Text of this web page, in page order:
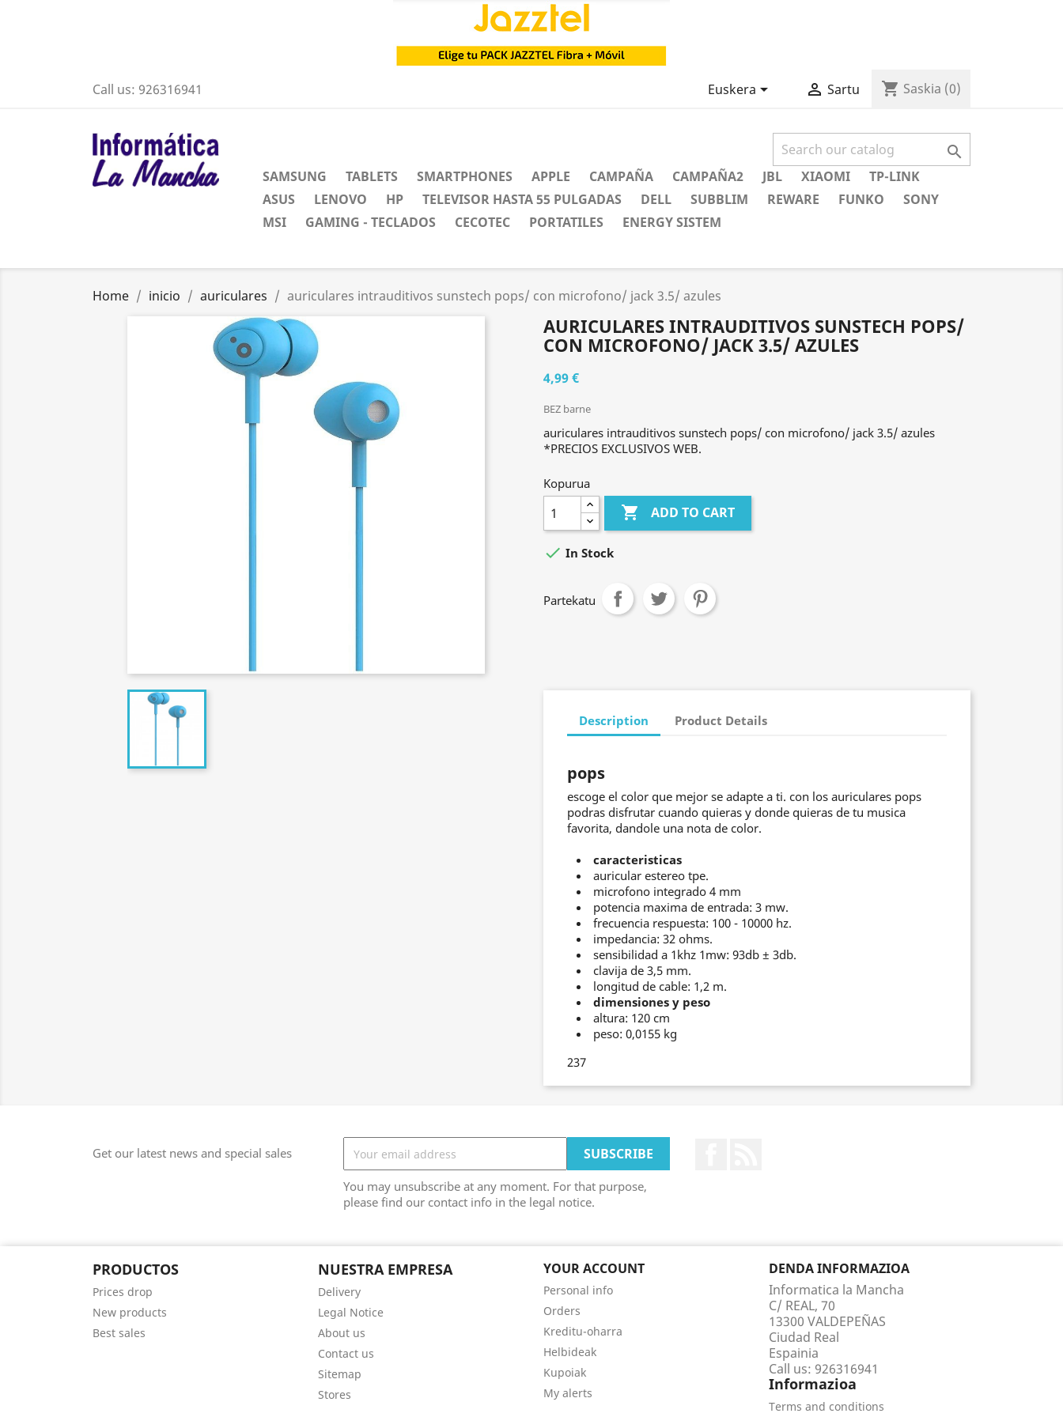
Call us: 926316941 Euskera  Sartu shopping_cart Saskia (0)

SAMSUNG TABLETS SMARTPHONES APPLE CAMPAÑA CAMPAÑA2 JBL XIAOMI
TP-LINK
ASUS
LENOVO HP TELEVISOR HASTA 55 PULGADAS DELL SUBBLIM REWARE FUNKO
SONY
MSI
GAMING - TECLADOS CECOTEC PORTATILES ENERGY SISTEM
Home inicio auriculares auriculares intrauditivos sunstech pops/ con microfono/ jack 3.5/ azules
AURICULARES INTRAUDITIVOS SUNSTECH POPS/
CON MICROFONO/ JACK 3.5/ AZULES
4,99 €
BEZ barne
auriculares intrauditivos sunstech pops/ con microfono/ jack 3.5/ azules
*PRECIOS EXCLUSIVOS WEB.
Kopurua
 ADD TO CART
 In Stock
Partekatu
Description Product Details
pops
escoge el color que mejor se adapte a ti. con los auriculares pops
podras disfrutar cuando quieras y donde quieras de tu musica
favorita, dandole una nota de color.
caracteristicas
auricular estereo tpe.
microfono integrado 4 mm
potencia maxima de entrada: 3 mw.
frecuencia respuesta: 100 - 10000 hz.
impedancia: 32 ohms.
sensibilidad a 1khz 1mw: 93db ± 3db.
clavija de 3,5 mm.
longitud de cable: 1,2 m.
dimensiones y peso
altura: 120 cm
peso: 0,0155 kg
237
Get our latest news and special sales
You may unsubscribe at any moment. For that purpose,
please find our contact info in the legal notice.
PRODUCTOS
Prices drop
New products
Best sales
NUESTRA EMPRESA
Delivery
Legal Notice
About us
Contact us
Sitemap
Stores
YOUR ACCOUNT
Personal info
Orders
Kreditu-oharra
Helbideak
Kupoiak
My alerts
DENDA INFORMAZIOA
Informatica la Mancha
C/ REAL, 70
13300 VALDEPEÑAS
Ciudad Real
Espainia
Call us: 926316941
Informazioa
Terms and conditions